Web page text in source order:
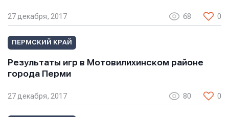
27 декабря, 2017 68 0
ПЕРМСКИЙ КРАЙ
Результаты игр в Мотовилихинском районе
города Перми
27 декабря, 2017 80 0